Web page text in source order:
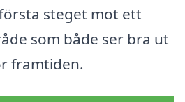
steget mot ett
som både ser bra ut
framtiden.